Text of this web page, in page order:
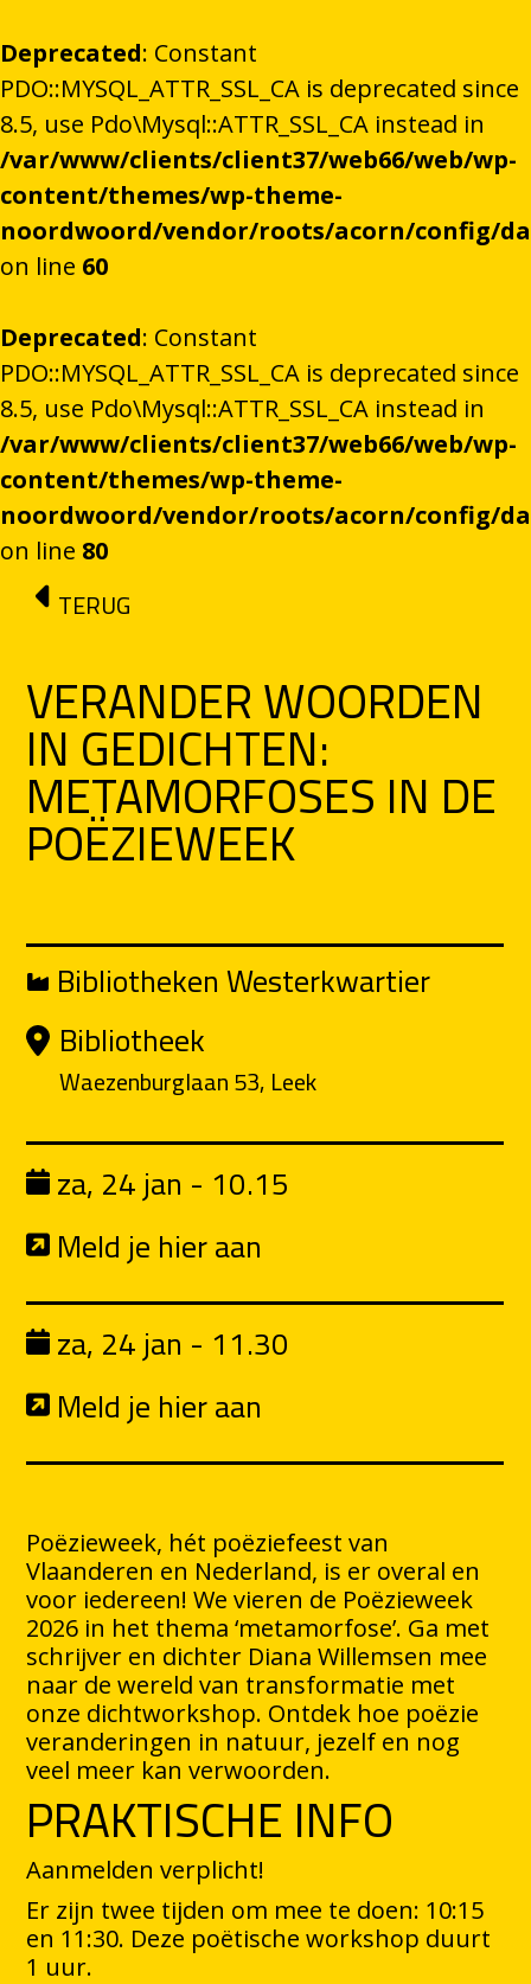
Deprecated: Constant
PDO::MYSQL_ATTR_SSL_CA is deprecated since
8.5, use Pdo\Mysql::ATTR_SSL_CA instead in
/var/www/clients/client37/web66/web/wp-
content/themes/wp-theme-
noordwoord/vendor/roots/acorn/config/
on line 60
Deprecated: Constant
PDO::MYSQL_ATTR_SSL_CA is deprecated since
8.5, use Pdo\Mysql::ATTR_SSL_CA instead in
/var/www/clients/client37/web66/web/wp-
content/themes/wp-theme-
noordwoord/vendor/roots/acorn/config/
on line 80
Ga naar de inhoud
TERUG
VERANDER WOORDEN
IN GEDICHTEN:
METAMORFOSES IN DE
POËZIEWEEK
Bibliotheken Westerkwartier
Bibliotheek
Waezenburglaan 53, Leek
za, 24 jan - 10.15
Meld je hier aan
za, 24 jan - 11.30
Meld je hier aan
Poëzieweek, hét poëziefeest van
Vlaanderen en Nederland, is er overal en
voor iedereen! We vieren de Poëzieweek
2026 in het thema ‘metamorfose’. Ga met
schrijver en dichter Diana Willemsen mee
naar de wereld van transformatie met
onze dichtworkshop. Ontdek hoe poëzie
veranderingen in natuur, jezelf en nog
veel meer kan verwoorden.
PRAKTISCHE INFO
Aanmelden verplicht!
Er zijn twee tijden om mee te doen: 10:15
en 11:30. Deze poëtische workshop duurt
1 uur.